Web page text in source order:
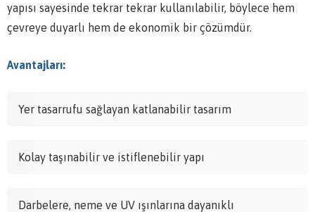
yapısı sayesinde tekrar tekrar kullanılabilir, böylece hem
çevreye duyarlı hem de ekonomik bir çözümdür.
Avantajları:
Yer tasarrufu sağlayan katlanabilir tasarım
Kolay taşınabilir ve istiflenebilir yapı
Darbelere, neme ve UV ışınlarına dayanıklı